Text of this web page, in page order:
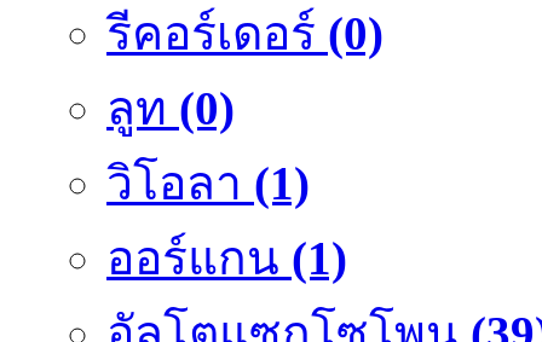
รีคอร์เดอร์ (0)
ลูท (0)
วิโอลา (1)
ออร์แกน (1)